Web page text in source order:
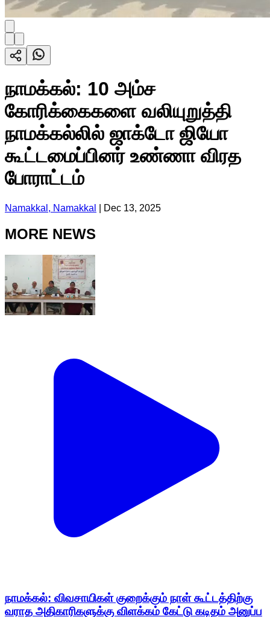
நாமக்கல்: 10 அம்ச
கோரிக்கைகளை வலியுறுத்தி
நாமக்கல்லில் ஜாக்டோ ஜியோ
கூட்டமைப்பினர் உண்ணா விரத
போராட்டம்
Namakkal, Namakkal Dec 13, 2025
MORE NEWS
நாமக்கல்: விவசாயிகள் குறைக்கும் நாள் கூட்டத்திற்கு
வராத அதிகாரிகளுக்கு விளக்கம் கேட்டு கடிதம் அனுப்ப